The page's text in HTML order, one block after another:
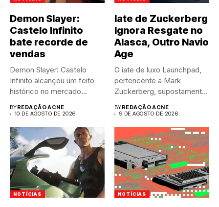
Demon Slayer:
Castelo Infinito
bate recorde de
vendas
Demon Slayer: Castelo
Infinito alcançou um feito
histórico no mercado
japonês, estabelecendo...
BYREDAÇÃO ACNE
10 DE AGOSTO DE 2026
Iate de Zuckerberg
Ignora Resgate no
Alasca, Outro Navio
Age
O iate de luxo Launchpad,
pertencente a Mark
Zuckerberg, supostamente
não respondeu...
BYREDAÇÃO ACNE
9 DE AGOSTO DE 2026
NOTÍCIAS NOTÍCIAS